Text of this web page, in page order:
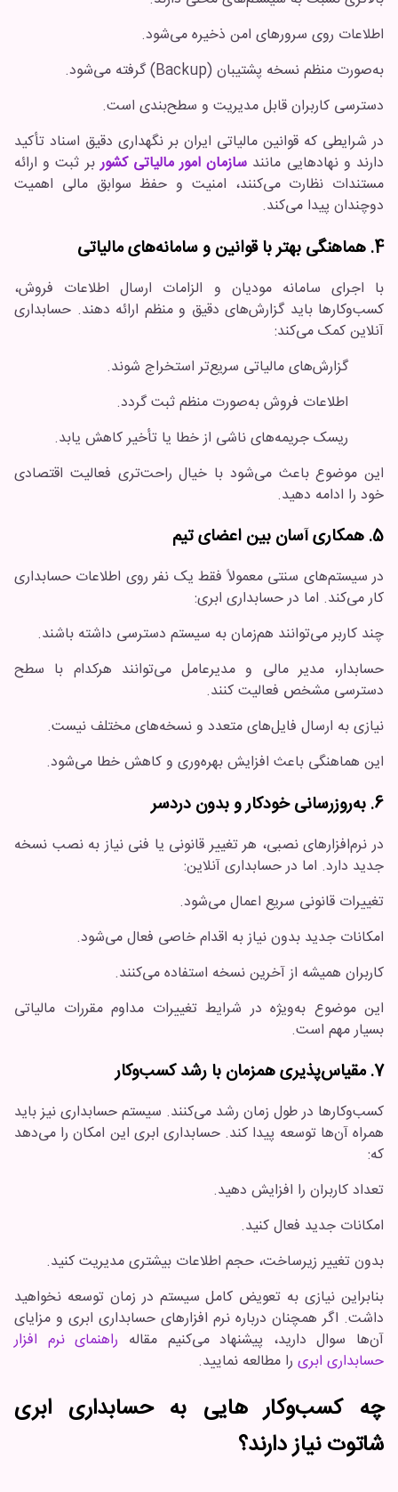
اطلاعات روی سرورهای امن ذخیره می‌شود.
به‌صورت منظم نسخه پشتیبان (Backup) گرفته می‌شود.
دسترسی کاربران قابل مدیریت و سطح‌بندی است.
در شرایطی که قوانین مالیاتی ایران بر نگهداری دقیق اسناد تأکید
دارند و نهادهایی مانند سازمان امور مالیاتی کشوربر ثبت و ارائه
مستندات نظارت می‌کنند، امنیت و حفظ سوابق مالی اهمیت
دوچندان پیدا می‌کند.
4. هماهنگی بهتر با قوانین و سامانه‌های مالیاتی
با اجرای سامانه مودیان و الزامات ارسال اطلاعات فروش،
کسب‌وکارها باید گزارش‌های دقیق و منظم ارائه دهند. حسابداری
آنلاین کمک می‌کند:
گزارش‌های مالیاتی سریع‌تر استخراج شوند.
اطلاعات فروش به‌صورت منظم ثبت گردد.
ریسک جریمه‌های ناشی از خطا یا تأخیر کاهش یابد.
این موضوع باعث می‌شود با خیال راحت‌تری فعالیت اقتصادی
خود را ادامه دهید.
5. همکاری آسان بین اعضای تیم
در سیستم‌های سنتی معمولاً فقط یک نفر روی اطلاعات حسابداری
کار می‌کند. اما در حسابداری ابری:
چند کاربر می‌توانند هم‌زمان به سیستم دسترسی داشته باشند.
حسابدار، مدیر مالی و مدیرعامل می‌توانند هرکدام با سطح
دسترسی مشخص فعالیت کنند.
نیازی به ارسال فایل‌های متعدد و نسخه‌های مختلف نیست.
این هماهنگی باعث افزایش بهره‌وری و کاهش خطا می‌شود.
6. به‌روزرسانی خودکار و بدون دردسر
در نرم‌افزارهای نصبی، هر تغییر قانونی یا فنی نیاز به نصب نسخه
جدید دارد. اما در حسابداری آنلاین:
تغییرات قانونی سریع اعمال می‌شود.
امکانات جدید بدون نیاز به اقدام خاصی فعال می‌شود.
کاربران همیشه از آخرین نسخه استفاده می‌کنند.
این موضوع به‌ویژه در شرایط تغییرات مداوم مقررات مالیاتی
بسیار مهم است.
7. مقیاس‌پذیری همزمان با رشد کسب‌وکار
کسب‌وکارها در طول زمان رشد می‌کنند. سیستم حسابداری نیز باید
همراه آن‌ها توسعه پیدا کند. حسابداری ابری این امکان را می‌دهد
که:
تعداد کاربران را افزایش دهید.
امکانات جدید فعال کنید.
بدون تغییر زیرساخت، حجم اطلاعات بیشتری مدیریت کنید.
بنابراین نیازی به تعویض کامل سیستم در زمان توسعه نخواهید
داشت. اگر همچنان درباره نرم افزارهای حسابداری ابری و مزایای
آن‌ها سوال دارید، پیشنهاد می‌کنیم مقاله راهنمای نرم افزار
حسابداری ابری را مطالعه نمایید.
چه کسب‌و‌کار هایی به حسابداری ابری
شاتوت نیاز دارند؟